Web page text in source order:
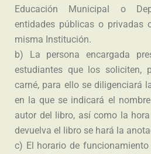
Educación Municipal o
entidades públicas o privadas
misma Institución.
b) La persona encargada
estudiantes que los soliciten,
carné, para ello se diligenciará
en la que se indicará el
autor del libro, así como la
devuelva el libro se hará la
c) El horario de